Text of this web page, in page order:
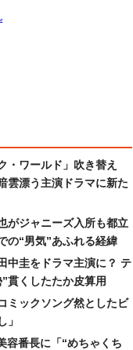
・ワールド」吹き替え
雲漂う主演ドラマに新た
がジャニーズ入所も都立
の“男気”あふれる経緯
中圭をドラマ主演に？ テ
貫くしたたか皮算用
ミックソング然としたビ
」
容番長に「“めちゃくち